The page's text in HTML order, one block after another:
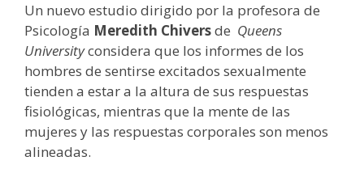
Un nuevo estudio dirigido por la profesora de
Psicología Meredith Chiversde Queens
Universityconsidera que los informes de los
hombres de sentirse excitados sexualmente
tienden a estar a la altura de sus respuestas
fisiológicas, mientras que la mente de las
mujeres y las respuestas corporales son menos
alineadas.